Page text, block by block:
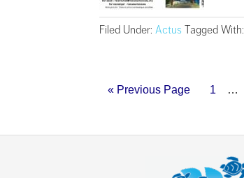
Filed Under: Actus Tagged With:
« Previous Page 1 …